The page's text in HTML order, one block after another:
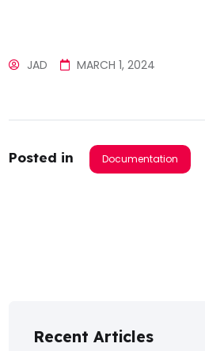
JAD MARCH 1, 2024
Posted in Documentation
Recent Articles